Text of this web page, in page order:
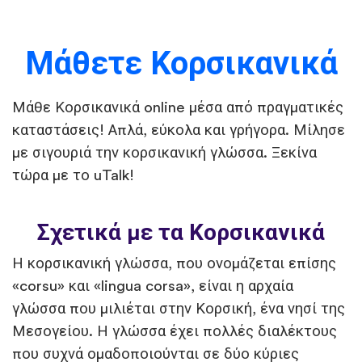
Μάθετε Κορσικανικά
Μάθε Κορσικανικά online μέσα από πραγματικές
καταστάσεις! Απλά, εύκολα και γρήγορα. Μίλησε
με σιγουριά την κορσικανική γλώσσα. Ξεκίνα
τώρα με το uTalk!
Σχετικά με τα Κορσικανικά
Η κορσικανική γλώσσα, που ονομάζεται επίσης
«corsu» και «lingua corsa», είναι η αρχαία
γλώσσα που μιλιέται στην Κορσική, ένα νησί της
Μεσογείου. Η γλώσσα έχει πολλές διαλέκτους
που συχνά ομαδοποιούνται σε δύο κύριες